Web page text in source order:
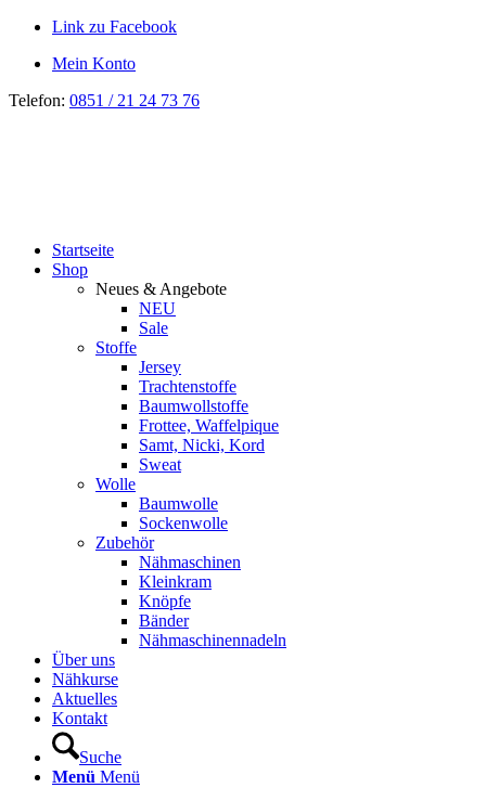
Link zu Facebook
Mein Konto
Telefon: 0851 / 21 24 73 76
Startseite
Shop
Neues & Angebote
NEU
Sale
Stoffe
Jersey
Trachtenstoffe
Baumwollstoffe
Frottee, Waffelpique
Samt, Nicki, Kord
Sweat
Wolle
Baumwolle
Sockenwolle
Zubehör
Nähmaschinen
Kleinkram
Knöpfe
Bänder
Nähmaschinennadeln
Über uns
Nähkurse
Aktuelles
Kontakt
Suche
Menü Menü